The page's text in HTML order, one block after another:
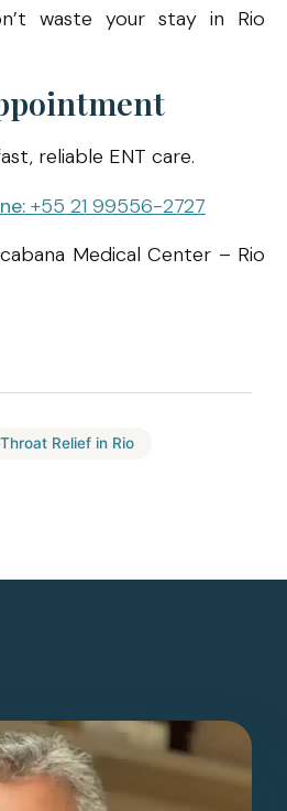
waste your stay in Rio
reliable ENT care.
+55 21 99556-2727
Medical Center – Rio
Relief in Rio